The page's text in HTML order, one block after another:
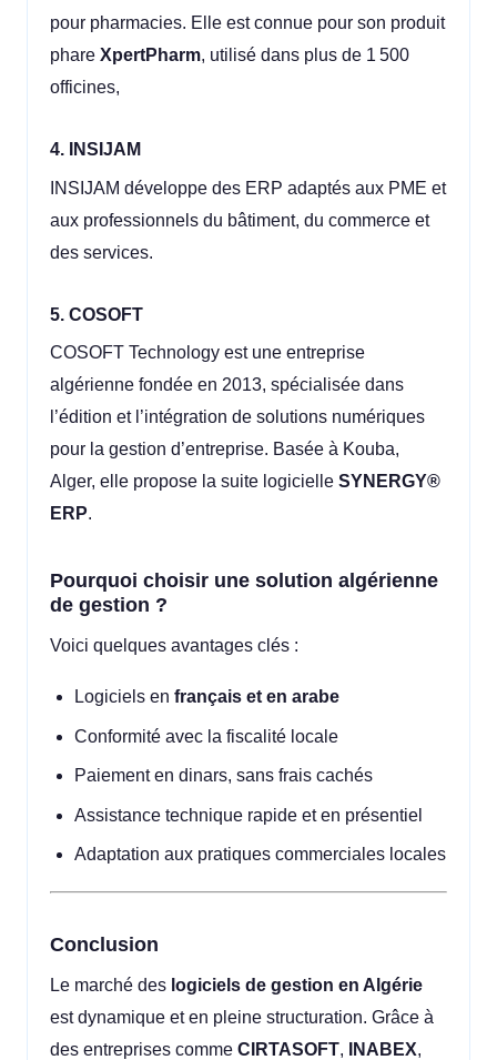
pour pharmacies. Elle est connue pour son produit
phare XpertPharm, utilisé dans plus de 1 500
officines,
4. INSIJAM
INSIJAM développe des ERP adaptés aux PME et
aux professionnels du bâtiment, du commerce et
des services.
5. COSOFT
COSOFT Technology est une entreprise
algérienne fondée en 2013, spécialisée dans
l’édition et l’intégration de solutions numériques
pour la gestion d’entreprise. Basée à Kouba,
Alger, elle propose la suite logicielle SYNERGY®
ERP.
Pourquoi choisir une solution algérienne
de gestion ?
Voici quelques avantages clés :
Logiciels enfrançais et en arabe
Conformité avec la fiscalité locale
Paiement en dinars, sans frais cachés
Assistance technique rapide et en présentiel
Adaptation aux pratiques commerciales locales
Conclusion
Le marché des logiciels de gestion en Algérie
est dynamique et en pleine structuration. Grâce à
des entreprises comme CIRTASOFT, INABEX,